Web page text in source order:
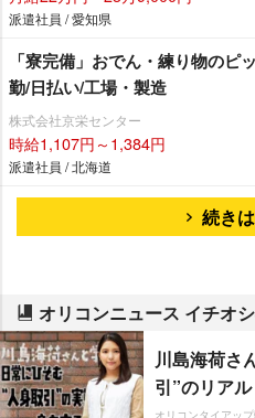
派遣社員 / 愛知県
「寮完備」おでん・練り物のピ
勤/日払い/工場・製造
株式会社京栄センター
時給1,107円～1,384円
派遣社員 / 北海道
続き
オリコンニュース イチオ
川島海荷さ
引”のリアル
オリコンタイアッ